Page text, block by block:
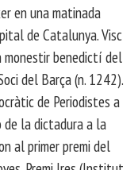
en una matinada
de Catalunya. Visc
benedictí del
del Barça (n. 1242).
de Periodistes a
la dictadura a la
al primer premi del